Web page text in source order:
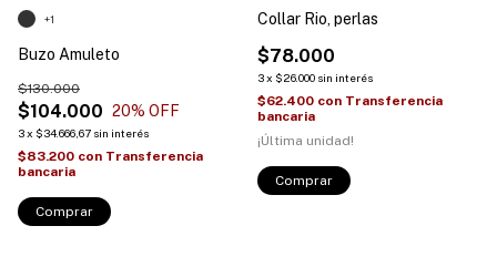
Buzo Amuleto
$104.000
$130.000
20% OFF
3x $34.666,67 sin interés
$83.200 con Transferencia
bancaria
+1
Comprar
Collar Rio, perlas
$78.000
3x $26.000 sin interés
$62.400 con Transferencia
bancaria
¡Última unidad!